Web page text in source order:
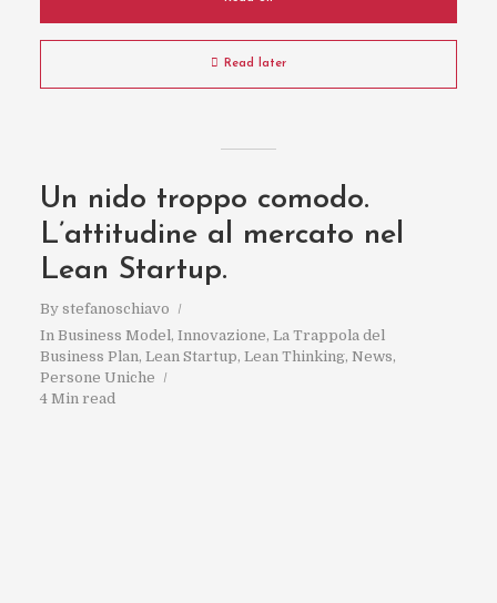
Read later
Un nido troppo comodo.
L’attitudine al mercato nel
Lean Startup.
By stefanoschiavo
In Business Model, Innovazione, La Trappola del
Business Plan, Lean Startup, Lean Thinking, News,
Persone Uniche
4 Min read